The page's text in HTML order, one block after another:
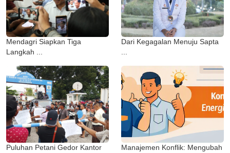
Mendagri Siapkan Tiga
Langkah ...
Dari Kegagalan Menuju Sapta
Puluhan Petani Gedor Kantor
Manajemen Konflik: Mengubah